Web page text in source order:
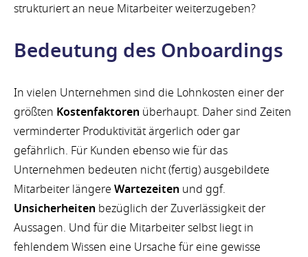
strukturiert an neue Mitarbeiter weiterzugeben?
Bedeutung des Onboardings
In vielen Unternehmen sind die Lohnkosten einer der
größten Kostenfaktoren überhaupt. Daher sind Zeiten
verminderter Produktivität ärgerlich oder gar
gefährlich. Für Kunden ebenso wie für das
Unternehmen bedeuten nicht (fertig) ausgebildete
Mitarbeiter längere Wartezeiten und ggf.
Unsicherheiten bezüglich der Zuverlässigkeit der
Aussagen. Und für die Mitarbeiter selbst liegt in
fehlendem Wissen eine Ursache für eine gewisse